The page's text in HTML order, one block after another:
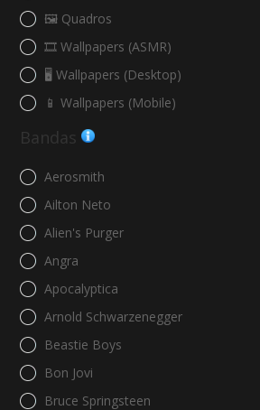
🖼️ Quadros
🎞️ Wallpapers (ASMR)
🖥️ Wallpapers (Desktop)
📱 Wallpapers (Mobile)
Bandas
Aerosmith
Ailton Neto
Alien's Purger
Angra
Apocalyptica
Arnold Schwarzenegger
Beastie Boys
Bon Jovi
Bruce Springsteen